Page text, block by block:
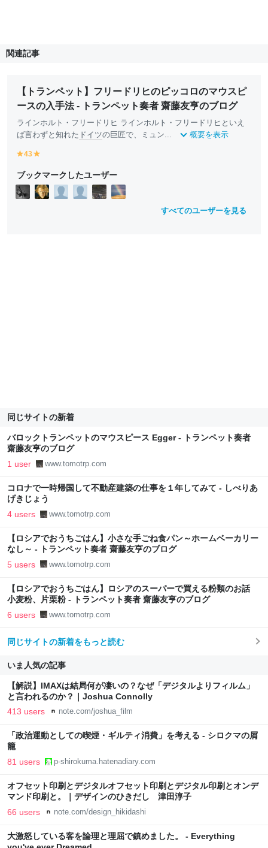
関連記事
【トランペット】フリードリヒのピッコロのマウスピ
ースの入手法 - トランペット奏者 齋藤友亨のブログ
ラインホルト・フリードリヒ ラインホルト・フリードリヒといえ
ば言わずと知れた ドイツの巨匠で、ミュン... 概要を表示
y
ll
o
w
43
ll
o
w
ブックマークしたユーザー
すべてのユーザーを見る
同じサイトの新着
バロックトランペットのマウスピース Egger - トランペット奏者
齋藤友亨のブログ
1 user www.tomotrp.com
コロナで一時帰国して不動産建築の仕事を１年してみて - しべりあ
げきじょう
4 users www.tomotrp.com
【ロシアでおうちごはん】小さな手ごね食パン～ホームベーカリー
なし～ - トランペット奏者 齋藤友亨のブログ
5 users www.tomotrp.com
【ロシアでおうちごはん】ロシアのスーパーで買える粉類のお話
小麦粉、片栗粉 - トランペット奏者 齋藤友亨のブログ
6 users www.tomotrp.com
同じサイトの新着をもっと読む
いま人気の記事
【解説】IMAXは結局何が凄いの？なぜ「デジタルよりフィルム」
と言われるのか？｜Joshua Connolly
413 users note.com/joshua_film
「政治運動としての喫煙・ギルティ消費」を考える - シロクマの屑
籠
81 users p-shirokuma.hatenadiary.com
オフセット印刷とデジタルオフセット印刷とデジタル印刷とオンデ
マンド印刷と。｜デザインのひきだし 津田淳子
66 users note.com/design_hikidashi
大激怒している客を論理と理屈で鎮めました。 - Everything